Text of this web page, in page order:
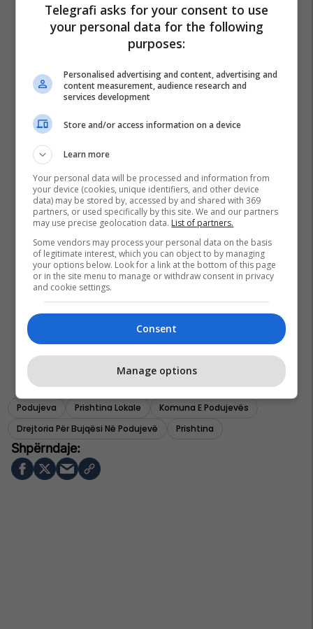
Podujeva Prishtina Lokale
Komuna E Podujevës
Drejtoria Për Bujqësi Në Podujevë
Prishtina
Telegrafi asks for your consent to use
your personal data for the following
purposes:
Personalised advertising and content, advertising and
content measurement, audience research and
services development
Store and/or access information on a device
Learn more
Your personal data will be processed and information from
your device (cookies, unique identifiers, and other device
data) may be stored by, accessed by and shared with 369
partners, or used specifically by this site. We and our partners
may use precise geolocation data. List of partners.
Some vendors may process your personal data on the basis
of legitimate interest, which you can object to by managing
your options below. Look for a link at the bottom of this page
or in the site menu to manage or withdraw consent in privacy
and cookie settings.
Consent
Manage options